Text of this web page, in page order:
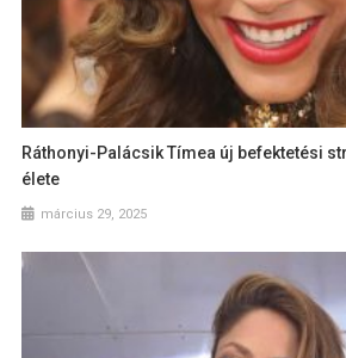
Ráthonyi-Palácsik Tímea új befektetési
élete
március 29, 2025